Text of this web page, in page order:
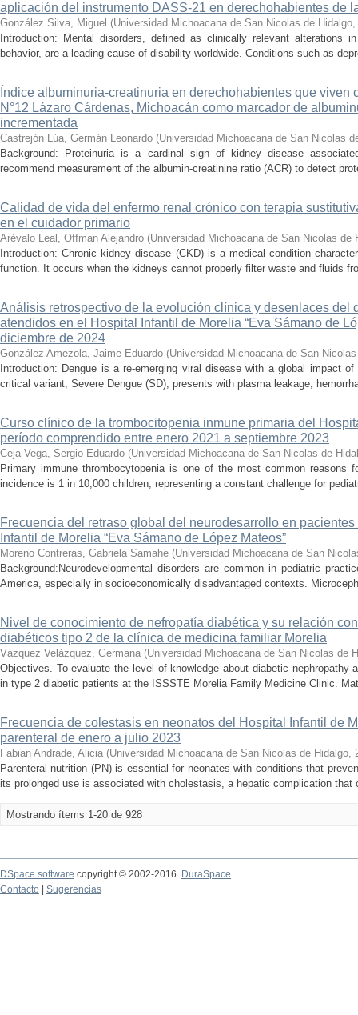
aplicación del instrumento DASS-21 en derechohabientes de
González Silva, Miguel (Universidad Michoacana de San Nicolas de Hidalgo,
Introduction: Mental disorders, defined as clinically relevant alterations
behavior, are a leading cause of disability worldwide. Conditions such as
Índice albuminuria-creatinuria en derechohabientes que viven
N°12 Lázaro Cárdenas, Michoacán como marcador de
incrementada
Castrejón Lúa, Germán Leonardo (Universidad Michoacana de San Nicolas
Background: Proteinuria is a cardinal sign of kidney disease
recommend measurement of the albumin-creatinine ratio (ACR) to detect
Calidad de vida del enfermo renal crónico con terapia
en el cuidador primario
Arévalo Leal, Offman Alejandro (Universidad Michoacana de San Nicolas de
Introduction: Chronic kidney disease (CKD) is a medical condition
function. It occurs when the kidneys cannot properly filter waste and fluids
Análisis retrospectivo de la evolución clínica y desenlaces del
atendidos en el Hospital Infantil de Morelia “Eva Sámano de
diciembre de 2024
González Amezola, Jaime Eduardo (Universidad Michoacana de San
Introduction: Dengue is a re-emerging viral disease with a global impact
critical variant, Severe Dengue (SD), presents with plasma leakage,
Curso clínico de la trombocitopenia inmune primaria del
período comprendido entre enero 2021 a septiembre 2023
Ceja Vega, Sergio Eduardo (Universidad Michoacana de San Nicolas de
Primary immune thrombocytopenia is one of the most common reasons
incidence is 1 in 10,000 children, representing a constant challenge for
Frecuencia del retraso global del neurodesarrollo en
Infantil de Morelia “Eva Sámano de López Mateos”
Moreno Contreras, Gabriela Samahe (Universidad Michoacana de San
Background:Neurodevelopmental disorders are common in pediatric
America, especially in socioeconomically disadvantaged contexts.
Nivel de conocimiento de nefropatía diabética y su relación
diabéticos tipo 2 de la clínica de medicina familiar Morelia
Vázquez Velázquez, Germana (Universidad Michoacana de San Nicolas de
Objectives. To evaluate the level of knowledge about diabetic nephropathy
in type 2 diabetic patients at the ISSSTE Morelia Family Medicine Clinic.
Frecuencia de colestasis en neonatos del Hospital Infantil de
parenteral de enero a julio 2023
Fabian Andrade, Alicia (Universidad Michoacana de San Nicolas de Hidalgo,
Parenteral nutrition (PN) is essential for neonates with conditions that
its prolonged use is associated with cholestasis, a hepatic complication that
Mostrando ítems 1-20 de 928
DSpace software copyright © 2002-2016
DuraSpace
Contacto
Sugerencias